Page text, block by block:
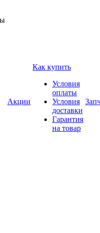
Акции
Как купить
Условия
оплаты
Условия
доставки
Гарантия
на товар